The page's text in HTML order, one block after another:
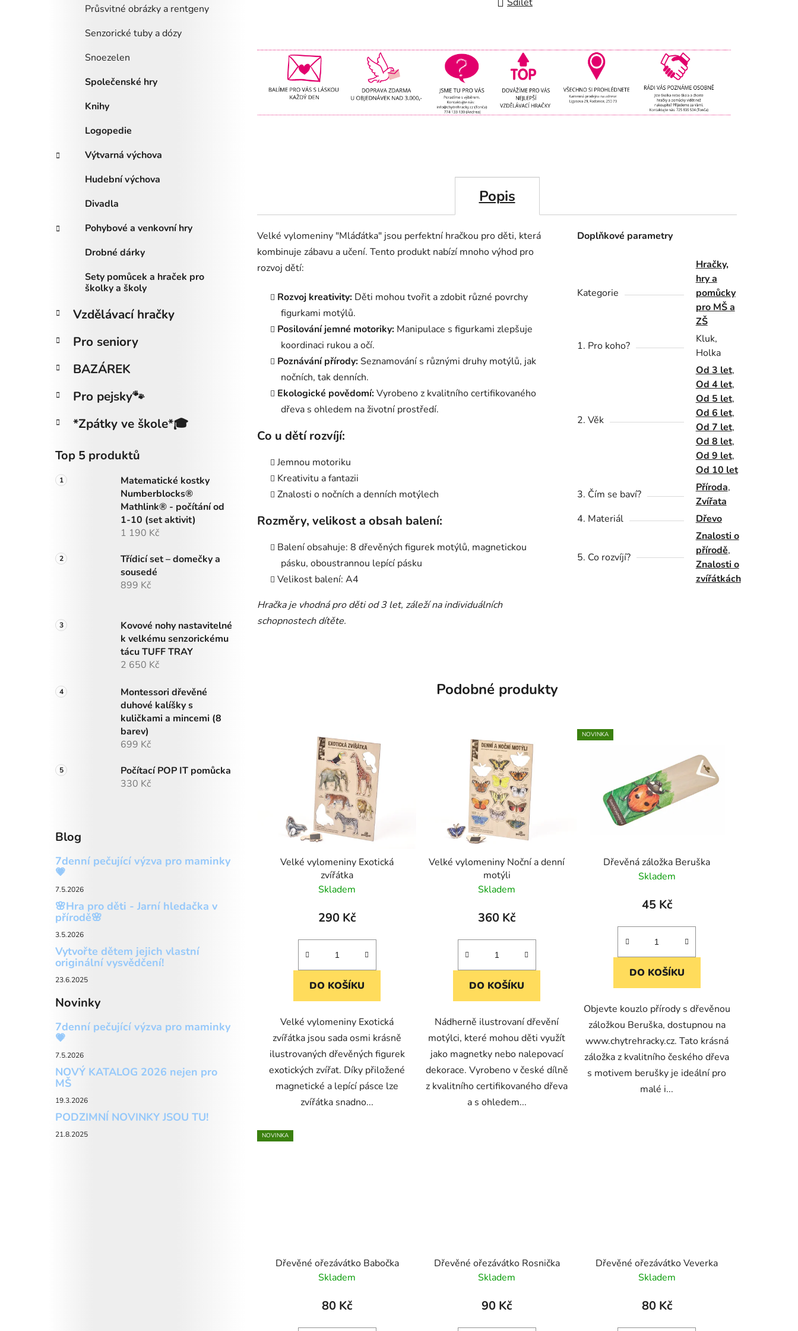
Průsvitné obrázky a rentgeny
Senzorické tuby a dózy
Snoezelen
Společenské hry
Knihy
Logopedie
Výtvarná výchova
Hudební výchova
Divadla
Pohybové a venkovní hry
Drobné dárky
Sety pomůcek a hraček pro
školky a školy
Vzdělávací hračky
Pro seniory
BAZÁREK
Pro pejsky🐾
*Zpátky ve škole*🎓
Top 5 produktů
Matematické kostky
Numberblocks®
Mathlink® - počítání od
1-10 (set aktivit)
1 190 Kč
Třídicí set – domečky a
sousedé
899 Kč
Kovové nohy nastavitelné
k velkému senzorickému
tácu TUFF TRAY
2 650 Kč
Montessori dřevěné
duhové kalíšky s
kuličkami a mincemi (8
barev)
699 Kč
Počítací POP IT pomůcka
330 Kč
Blog
7denní pečující výzva pro maminky
💗
7.5.2026
🌸Hra pro děti - Jarní hledačka v
přírodě🌸
3.5.2026
Vytvořte dětem jejich vlastní
originální vysvědčení!
23.6.2025
Novinky
7denní pečující výzva pro maminky
💗
7.5.2026
NOVÝ KATALOG 2026 nejen pro
MŠ
19.3.2026
PODZIMNÍ NOVINKY JSOU TU!
21.8.2025
Popis
Velké vylomeniny "Mláďátka" jsou perfektní hračkou pro děti, která
kombinuje zábavu a učení. Tento produkt nabízí mnoho výhod pro
rozvoj dětí:
Rozvoj kreativity: Děti mohou tvořit a zdobit různé povrchy
figurkami motýlů.
Posilování jemné motoriky: Manipulace s figurkami zlepšuje
koordinaci rukou a očí.
Poznávání přírody:Seznamování s různými druhy motýlů, jak
nočních, tak denních.
Ekologické povědomí:Vyrobeno z kvalitního certifikovaného
dřeva s ohledem na životní prostředí.
Co u dětí rozvíjí:
Jemnou motoriku
Kreativitu a fantazii
Znalosti o nočních a denních motýlech
Rozměry, velikost a obsah balení:
Balení obsahuje: 8 dřevěných figurek motýlů, magnetickou
pásku, oboustrannou lepící pásku
Velikost balení: A4
Hračka je vhodná pro děti od 3 let, záleží na individuálních
schopnostech dítěte.
Doplňkové parametry
Kategorie
Hračky,
hry a
pomůcky
pro MŠ a
ZŠ
1. Pro koho?
Kluk,
Holka
2. Věk
Od 3 let,
Od 4 let,
Od 5 let,
Od 6 let,
Od 7 let,
Od 8 let,
Od 9 let,
Od 10 let
3. Čím se baví?
Příroda,
Zvířata
4. Materiál
Dřevo
5. Co rozvíjí?
Znalosti o
přírodě,
Znalosti o
zvířátkách
Podobné produkty
Velké vylomeniny Exotická
zvířátka
Skladem
290 Kč
DO KOŠÍKU
Velké vylomeniny Exotická
zvířátka jsou sada osmi krásně
ilustrovaných dřevěných figurek
exotických zvířat. Díky přiložené
magnetické a lepící pásce lze
zvířátka snadno...
Velké vylomeniny Noční a denní
motýli
Skladem
360 Kč
DO KOŠÍKU
Nádherně ilustrovaní dřevění
motýlci, které mohou děti využít
jako magnetky nebo nalepovací
dekorace. Vyrobeno v české dílně
z kvalitního certifikovaného dřeva
a s ohledem...
NOVINKA
Dřevěná záložka Beruška
Skladem
45 Kč
DO KOŠÍKU
Objevte kouzlo přírody s dřevěnou
záložkou Beruška, dostupnou na
www.chytrehracky.cz. Tato krásná
záložka z kvalitního českého dřeva
s motivem berušky je ideální pro
malé i...
NOVINKA
Dřevěné ořezávátko Babočka
Skladem
80 Kč
Dřevěné ořezávátko Rosnička
Skladem
90 Kč
Dřevěné ořezávátko Veverka
Skladem
80 Kč